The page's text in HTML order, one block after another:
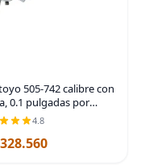
505-742 calibre con
0.1 pulgadas por
rango de 0 a 6
precisión de 0.001
| Ultra-smooth
4.8